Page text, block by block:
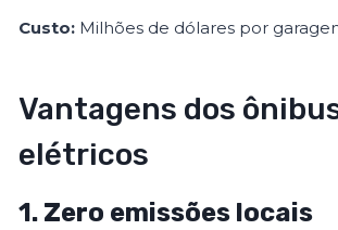
Custo: Milhões de dólares por
Vantagens dos
elétricos
1. Zero emissões locais